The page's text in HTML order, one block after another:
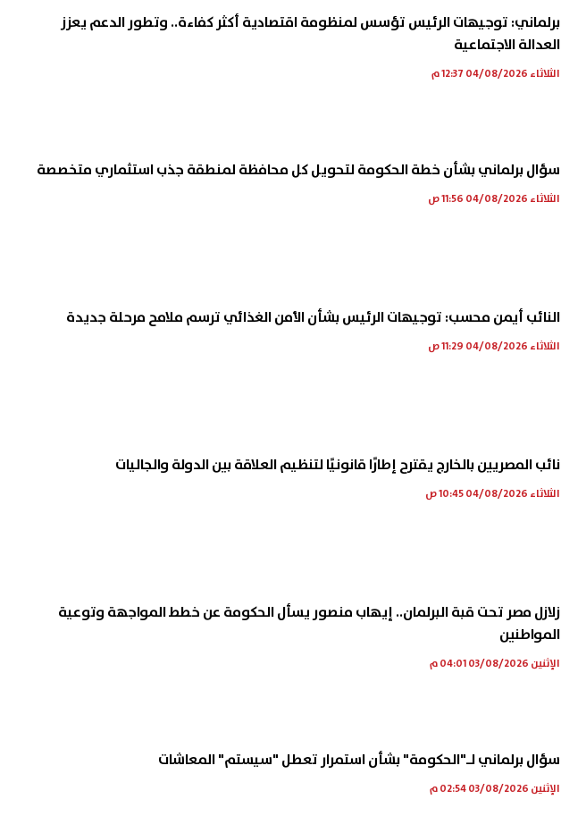
برلماني: توجيهات الرئيس تؤسس لمنظومة اقتصادية أكثر كفاءة.. وتطور الدعم يعزز
العدالة الاجتماعية
الثلاثاء 04/08/2026 12:37 م
سؤال برلماني بشأن خطة الحكومة لتحويل كل محافظة لمنطقة جذب استثماري متخصصة
الثلاثاء 04/08/2026 11:56 ص
النائب أيمن محسب: توجيهات الرئيس بشأن الأمن الغذائي ترسم ملامح مرحلة جديدة
الثلاثاء 04/08/2026 11:29 ص
نائب المصريين بالخارج يقترح إطارًا قانونيًا لتنظيم العلاقة بين الدولة والجاليات
الثلاثاء 04/08/2026 10:45 ص
زلازل مصر تحت قبة البرلمان.. إيهاب منصور يسأل الحكومة عن خطط المواجهة وتوعية
المواطنين
الإثنين 03/08/2026 04:01 م
سؤال برلماني لـ"الحكومة" بشأن استمرار تعطل "سيستم" المعاشات
الإثنين 03/08/2026 02:54 م